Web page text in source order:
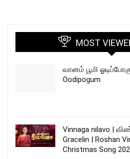
MOST
வானம் பூமி
Oodipogum
Vinnaga nilavo |
Gracelin | Roshan
Christmas Song